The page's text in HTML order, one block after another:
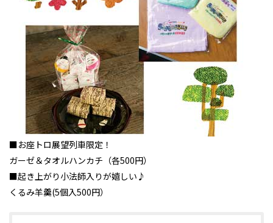
■お座トロ展望列車限定！
ガーゼ＆タオルハンカチ（各500円）
■起き上がり小法師入りが嬉しい♪
くるみ羊羹(5個入500円）